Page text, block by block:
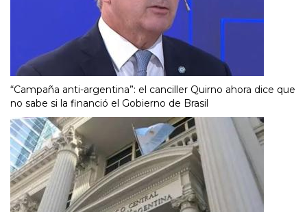
“Campaña anti-argentina”: el canciller Quirno ahora dice que
no sabe si la financió el Gobierno de Brasil